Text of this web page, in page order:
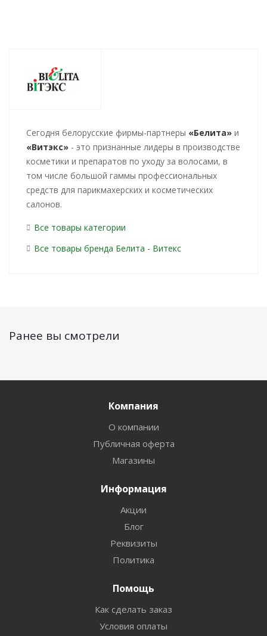
Cегодня белорусские фирмы-партнеры «Белита» и
«Витэкс» - это признанные лидеры в производстве
косметики и препаратов по уходу за волосами, в
том числе большой гаммы профессиональных
средств для парикмахерских и косметических
салонов.
Все товары категории
Все товары бренда Белита - Витекс
Ранее вы смотрели
Компания
О компании
Публичная оферта
Магазины
Информация
Акции
Блог
Реквизиты
Политика
Помощь
Как сделать заказ
Условия оплаты